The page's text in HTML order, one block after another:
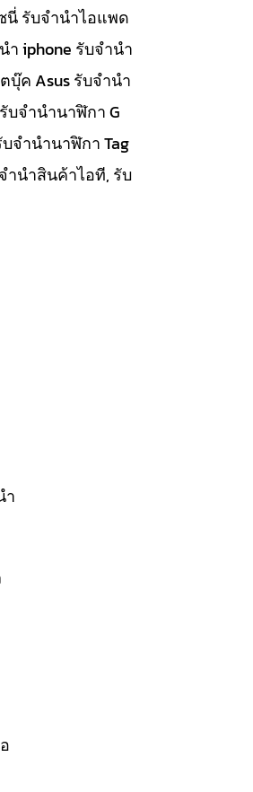
นี่ รับจำนำไอแพด
ำ iphone รับจำนำ
ค Asus รับจำนำ
บจำนำนาฬิกา G
จำนำนาฬิกา Tag
ำนำสินค้าไอที, รับ
ำ